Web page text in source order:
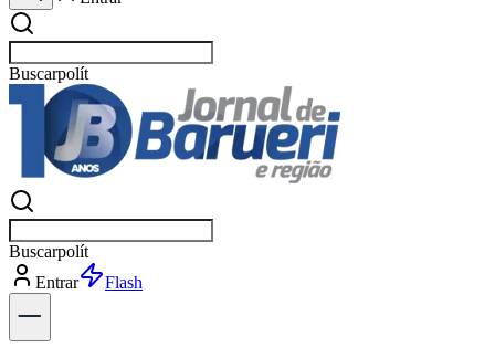
Buscarnotícias em
Buscarnotícias em
Entrar
Explorar